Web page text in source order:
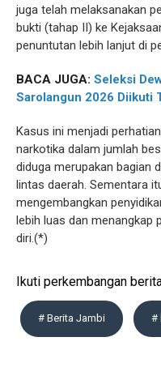
juga telah melaksanakan
bukti (tahap II) ke
penuntutan lebih lanjut di
BACA JUGA: Seleksi
Sarolangun 2026 Diikuti
Kasus ini menjadi
narkotika dalam jumlah
diduga merupakan bagian
lintas daerah. Sementara
mengembangkan
lebih luas dan menangkap
diri.(*)
Ikuti perkembangan
# Berita Jambi #